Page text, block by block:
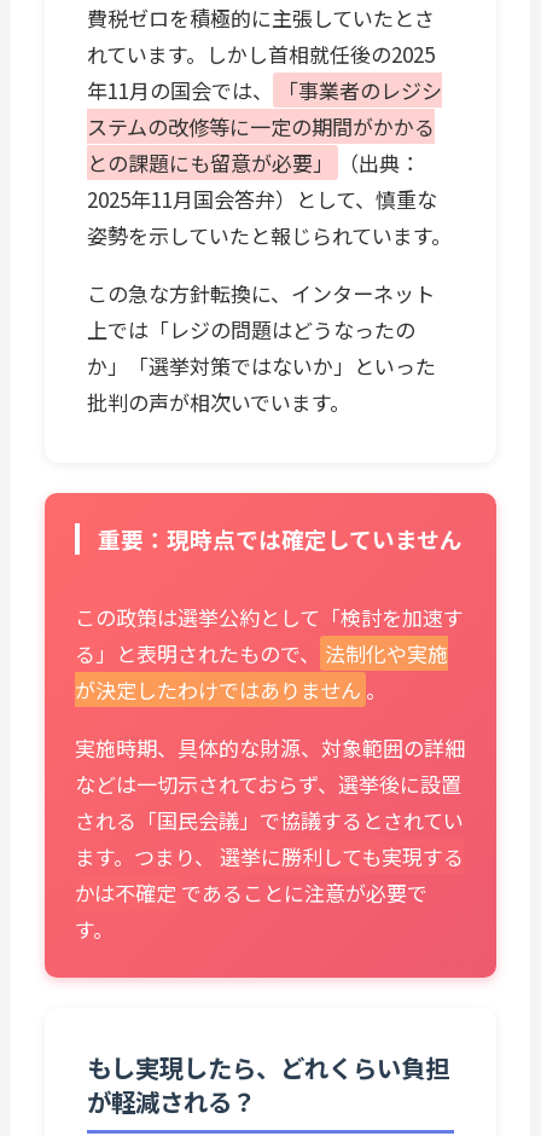
費税ゼロを積極的に主張していたとさ
れています。しかし首相就任後の2025
年11月の国会では、
「事業者のレジシ
ステムの改修等に一定の期間がかかる
との課題にも留意が必要」
（出典：
2025年11月国会答弁）として、慎重な
姿勢を示していたと報じられています。
この急な方針転換に、インターネット
上では「レジの問題はどうなったの
か」「選挙対策ではないか」といった
批判の声が相次いでいます。
重要：現時点では確定していません
この政策は選挙公約として「検討を加速す
る」と表明されたもので、
法制化や実施
が決定したわけではありません 。
実施時期、具体的な財源、対象範囲の詳細
などは一切示されておらず、選挙後に設置
される「国民会議」で協議するとされてい
ます。つまり、
選挙に勝利しても実現する
かは不確定 であることに注意が必要で
す。
もし実現したら、どれくらい負担
が軽減される？